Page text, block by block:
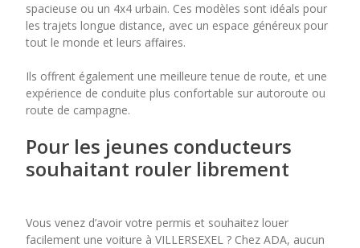
spacieuse ou un 4x4 urbain. Ces modèles sont idéals pour
les trajets longue distance, avec un espace généreux pour
tout le monde et leurs affaires.
Ils offrent également une meilleure tenue de route, et une
expérience de conduite plus confortable sur autoroute ou
route de campagne.
Pour les jeunes conducteurs
souhaitant rouler librement
Vous venez d’avoir votre permis et souhaitez louer
facilement une voiture à VILLERSEXEL ? Chez ADA, aucun